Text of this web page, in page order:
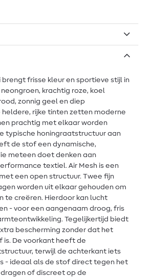
brengt frisse kleur en sportieve stijl in
krachtig roze, koel
zonnig geel en diep
rijke tinten zetten moderne
prachtig met elkaar worden
typische honingraatstructuur aan
de stof een dynamische,
meteen doet denken aan
textiel. Air Mesh is een
een open structuur. Twee fijn
worden uit elkaar gehouden om
te creëren. Hierdoor kan lucht
- voor een aangenaam droog, fris
Tegelijkertijd biedt
bescherming zonder dat het
is. De voorkant heeft de
terwijl de achterkant iets
- ideaal als de stof direct tegen het
of discreet op de